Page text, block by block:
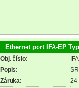
Ethernet port IFA-EP
Obj. číslo:
Popis:
Záruka:
24